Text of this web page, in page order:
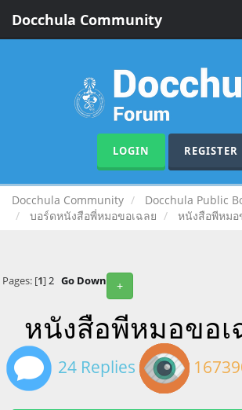
Docchula Community
LOGIN REGISTER
Docchula Community
Docchula Public
บอร์ดหนังสือพี่หมอขอเฉลย
หนังสือพีหมอ
+
Pages: [1]2 Go Down
หนังสือพีหมอขอเ
24 Replies